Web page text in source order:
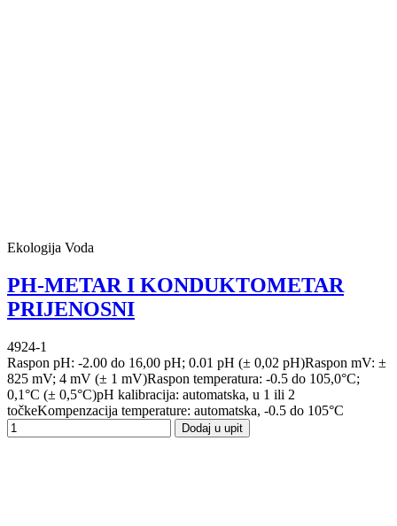
Ekologija Voda
PH-METAR I KONDUKTOMETAR
PRIJENOSNI
4924-1
Raspon pH: -2.00 do 16,00 pH; 0.01 pH (± 0,02 pH)Raspon mV: ±
825 mV; 4 mV (± 1 mV)Raspon temperatura: -0.5 do 105,0°C;
0,1°C (± 0,5°C)pH kalibracija: automatska, u 1 ili 2
točkeKompenzacija temperature: automatska, -0.5 do 105°C
Dodaj u upit